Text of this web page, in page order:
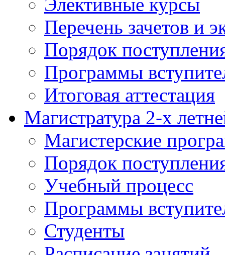
Перечень зачетов и
Порядок
Программы
Итоговая аттестация
Магистратура 2-х
Магистерские
Порядок
Учебный процесс
Программы
Студенты